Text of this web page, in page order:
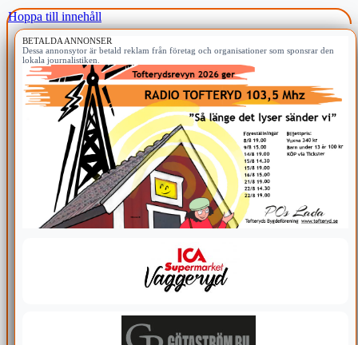
Hoppa till innehåll
BETALDA ANNONSER
Dessa annonsytor är betald reklam från företag och organisationer som sponsrar den
lokala journalistiken.